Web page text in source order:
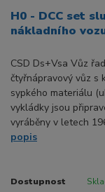
H0 - DCC set
nákladního
CSD Ds+Vsa Vůz
čtyřnápravový vůz s
sypkého materiálu
vykládky jsou
vyráběny v letech
popis
Dostupnost